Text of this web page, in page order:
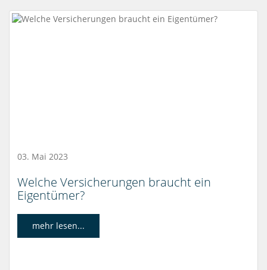
03. Mai 2023
Welche Versicherungen braucht ein
Eigentümer?
mehr lesen...